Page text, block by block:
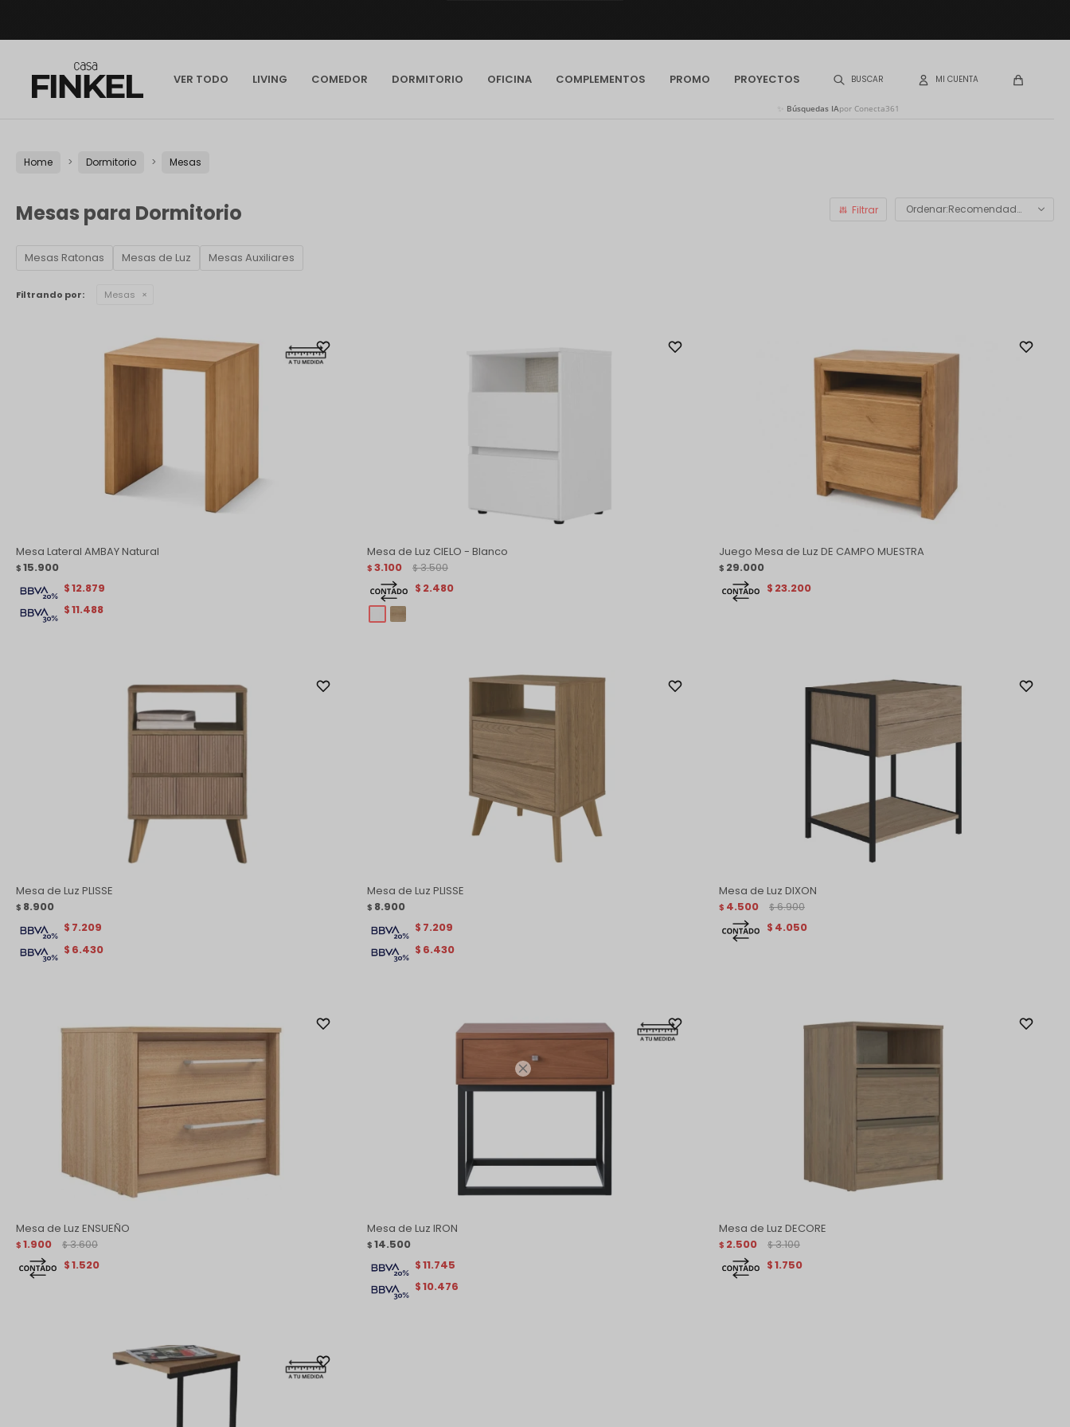

VER TODO LIVING COMEDOR DORMITORIO OFICINA COMPLEMENTOS PROMO PROYECTOS
Búsquedas IApor Conecta361
Home Dormitorio Mesas
Mesas para Dormitorio Recomendados
Mesas Ratonas Mesas de Luz Mesas Auxiliares
Filtrando por: Mesas
Mesa Lateral AMBAY Natural
$ 15.900
$11.488
$12.879
Mesa de Luz CIELO - Blanco
$ 3.100 $ 3.500
$ 2.480
Juego Mesa de Luz DE CAMPO MUESTRA
$ 29.000
$ 23.200
Mesa de Luz PLISSE
$ 8.900
$ 6.430
$ 7.209
Mesa de Luz PLISSE
$ 8.900
$ 6.430
$ 7.209
Mesa de Luz DIXON
$ 4.500 $ 6.900
$ 4.050
Mesa de Luz ENSUEÑO
$ 1.900 $ 3.600
$1.520
Mesa de Luz IRON
$ 14.500
$ 10.476
$ 11.745
Mesa de Luz DECORE
$ 2.500 $ 3.100
$1.750